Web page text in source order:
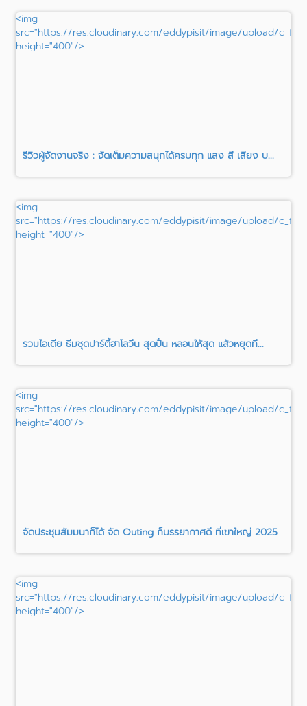
<img
src="https://res.cloudinary.com/eddypisit/image/upload/
height="400"/>
รีวิวผู้จัดงานจริง : จัดเต็มความสนุกได้ครบทุก แสง สี เสียง บ...
<img
src="https://res.cloudinary.com/eddypisit/image/upload/
height="400"/>
รวมไอเดีย ธีมชุดปาร์ตี้ฮาโลวีน สุดปั่น หลอนให้สุด แล้วหยุดที...
<img
src="https://res.cloudinary.com/eddypisit/image/upload/
height="400"/>
จัดประชุมสัมมนาก็ได้ จัด Outing ก็บรรยากาศดี ที่เขาใหญ่ 2025
<img
src="https://res.cloudinary.com/eddypisit/image/upload/
height="400"/>